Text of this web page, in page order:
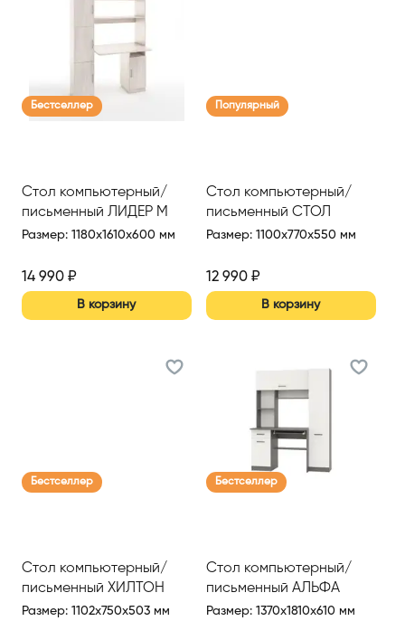
Бестселлер
Стол компьютерный/
письменный ЛИДЕР М
Размер: 1180x1610x600 мм
14 990 ₽
В корзину
Популярный
Стол компьютерный/
письменный СТОЛ
ПИСЬМЕННЫЙ
(1100*550*770ММ)
Размер: 1100x770x550 мм
12 990₽
В корзину
Бестселлер
Стол компьютерный/
письменный ХИЛТОН
Размер: 1102x750x503 мм
Бестселлер
Стол компьютерный/
письменный АЛЬФА
Размер: 1370x1810x610 мм